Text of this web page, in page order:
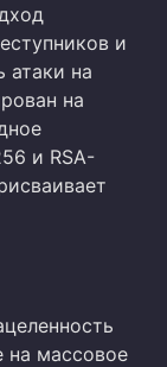
и
атаки на
на
и RSA-
на массовое